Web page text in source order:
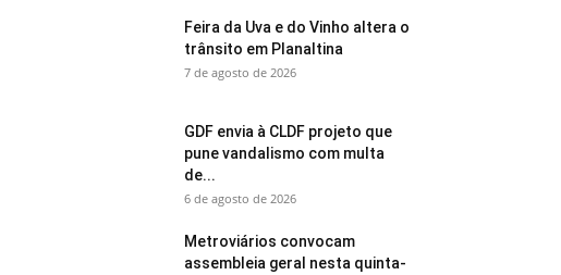
Feira da Uva e do Vinho altera o
trânsito em Planaltina
7 de agosto de 2026
GDF envia à CLDF projeto que
pune vandalismo com multa
de...
6 de agosto de 2026
Metroviários convocam
assembleia geral nesta quinta-